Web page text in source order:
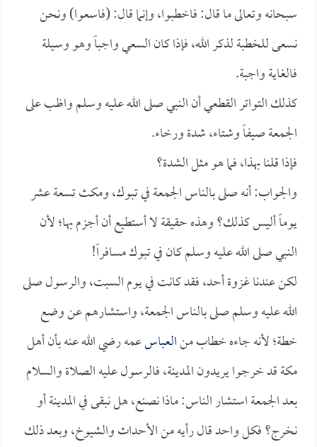
سبحانه وتعالى ما قال: فاخطبوا، وإنما قال: (فاسعوا) ونحن
نسعى للخطبة لذكر الله، فإذا كان السعي واجباً وهو وسيلة
فالغاية واجبة.
كذلك التواتر القطعي أن النبي صلى الله عليه وسلم واظب على
الجمعة صيفاً وشتاء، شدة ورخاء.
فإذا قلنا بهذا، فما هو مثل الشدة؟
والجواب: أنه صلى بالناس الجمعة في تبوك، ومكث تسعة عشر
يوماً أليس كذلك؟ وهذه حقيقة لا أستطيع أن أجزم بها؛ لأن
النبي صلى الله عليه وسلم كان في تبوك مسافراً!
لكن عندنا غزوة أحد، فقد كانت في يوم السبت، والرسول صلى
الله عليه وسلم صلى بالناس الجمعة، واستشارهم عن وضع
خطة؛ لأنه جاءه خطاب منالعباسعمه رضي الله عنه بأن أهل
مكة قد خرجوا يريدون المدينة، فالرسول عليه الصلاة والسلام
بعد الجمعة استشار الناس: ماذا نصنع، هل نبقى في المدينة أو
نخرج؟ فكل واحد قال رأيه من الأحداث والشيوخ، وبعد ذلك